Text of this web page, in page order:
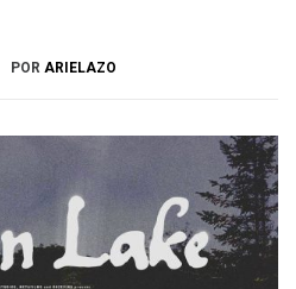
POR ARIELAZO